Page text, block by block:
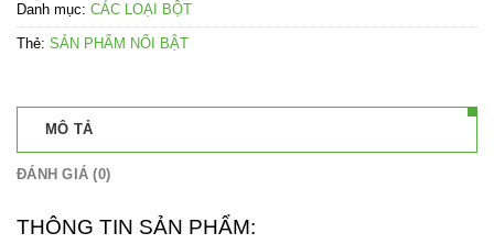
Danh mục: CÁC LOẠI BỘT
Thẻ: SẢN PHẨM NỔI BẬT
MÔ TẢ
ĐÁNH GIÁ (0)
THÔNG TIN SẢN PHẨM: